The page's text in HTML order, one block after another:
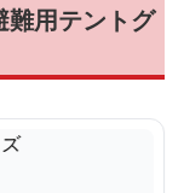
難用テントグ